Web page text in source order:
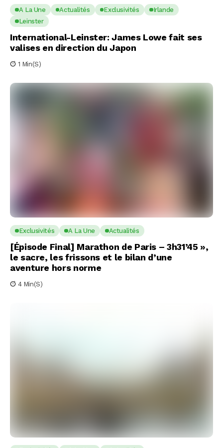
A La Une Actualités Exclusivités
Irlande
Leinster
International-Leinster: James Lowe fait ses
valises en direction du Japon
1 Min(s)
Exclusivités A La Une Actualités
[Épisode Final] Marathon de Paris – 3h31’45 »,
le sacre, les frissons et le bilan d’une
aventure hors norme
4 Min(s)